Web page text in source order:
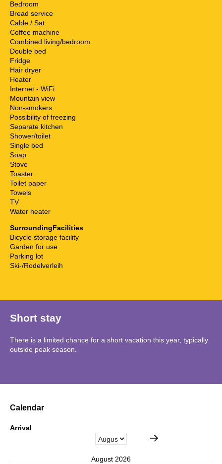
Bedroom
Bread service
Cable / Sat
Coffee machine
Combined living/bedroom
Double bed
Fridge
Hair dryer
Heater
Internet - WiFi
Mountain view
Non-smokers
Possibility of freezing
Separate kitchen
Shower/toilet
Single bed
Soap
Stove
Toaster
Toilet paper
Towels
TV
Water heater
SurroundingFacilities
Bicycle storage facility
Garden for use
Parking lot
Ski-/Rodelverleih
Short stay
There is a limited chance for a short vacation this year, typically
outside peak season.
Calendar
Arrival
August 2026